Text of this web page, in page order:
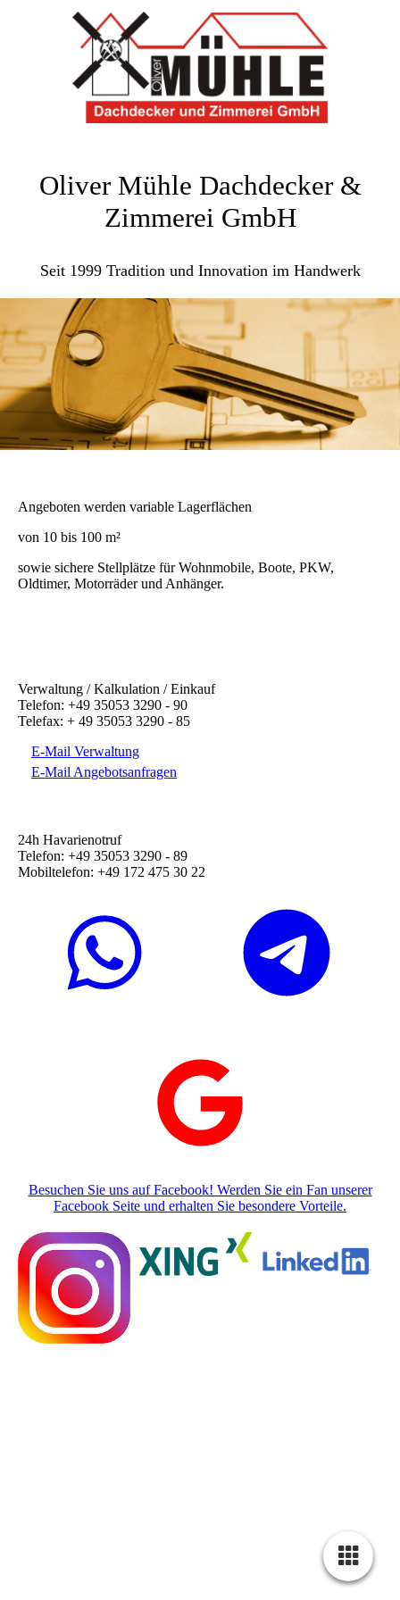
Oliver Mühle Dachdecker &
Zimmerei GmbH
Seit 1999 Tradition und Innovation im Handwerk
Angeboten werden variable Lagerflächen
von 10 bis 100 m²
sowie sichere Stellplätze für Wohnmobile, Boote, PKW,
Oldtimer, Motorräder und Anhänger.
Verwaltung / Kalkulation / Einkauf
Telefon: +49 35053 3290 - 90
Telefax: + 49 35053 3290 - 85
E-Mail Verwaltung
E-Mail Angebotsanfragen
24h Havarienotruf
Telefon: +49 35053 3290 - 89
Mobiltelefon: +49 172 475 30 22
Besuchen Sie uns auf Facebook! Werden Sie ein Fan unserer
Facebook Seite und erhalten Sie besondere Vorteile.